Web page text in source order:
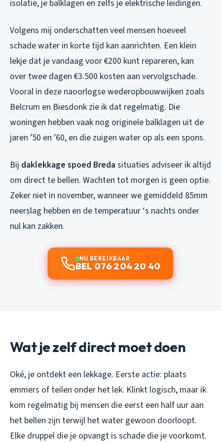
isolatie, je balklagen en zelfs je elektrische leidingen.
Volgens mij onderschatten veel mensen hoeveel
schade water in korte tijd kan aanrichten. Een klein
lekje dat je vandaag voor €200 kunt repareren, kan
over twee dagen €3.500 kosten aan vervolgschade.
Vooral in deze naoorlogse wederopbouwwijken zoals
Belcrum en Biesdonk zie ik dat regelmatig. Die
woningen hebben vaak nog originele balklagen uit de
jaren ’50 en ’60, en die zuigen water op als een spons.
Bij daklekkage spoed Breda situaties adviseer ik altijd
om direct te bellen. Wachten tot morgen is geen optie.
Zeker niet in november, wanneer we gemiddeld 85mm
neerslag hebben en de temperatuur ‘s nachts onder
nul kan zakken.
NU BEREIKBAAR
BEL 076 204 20 40
Wat je zelf direct moet doen
Oké, je ontdekt een lekkage. Eerste actie: plaats
emmers of teilen onder het lek. Klinkt logisch, maar ik
kom regelmatig bij mensen die eerst een half uur aan
het bellen zijn terwijl het water gewoon doorloopt.
Elke druppel die je opvangt is schade die je voorkomt.